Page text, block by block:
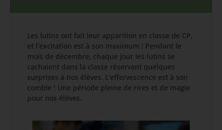
Les lutins ont fait leur apparition en classe de CP,
et l’excitation est à son maximum ! Pendant le
mois de décembre, chaque jour les lutins se
cachaient dans la classe réservant quelques
surprises à nos élèves. L’effervescence est à son
comble ! Une période pleine de rires et de magie
pour nos élèves.